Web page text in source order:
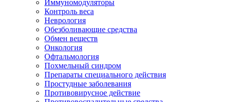
Иммуномодуляторы
Контроль веса
Неврология
Обезболивающие средства
Обмен веществ
Онкология
Офтальмология
Похмельный синдром
Препараты специального действия
Простудные заболевания
Противовирусное действие